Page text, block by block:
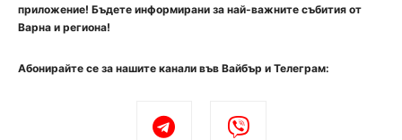
приложение! Бъдете информирани за най-важните събития от
Варна и региона!
Абонирайте се за нашите канали във Вайбър и Телеграм: